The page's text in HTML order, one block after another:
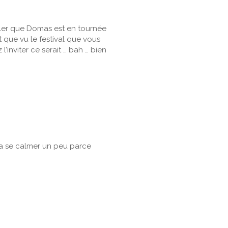
que Domas est en tournée
que vu le festival que vous
ce serait … bah … bien
se calmer un peu parce